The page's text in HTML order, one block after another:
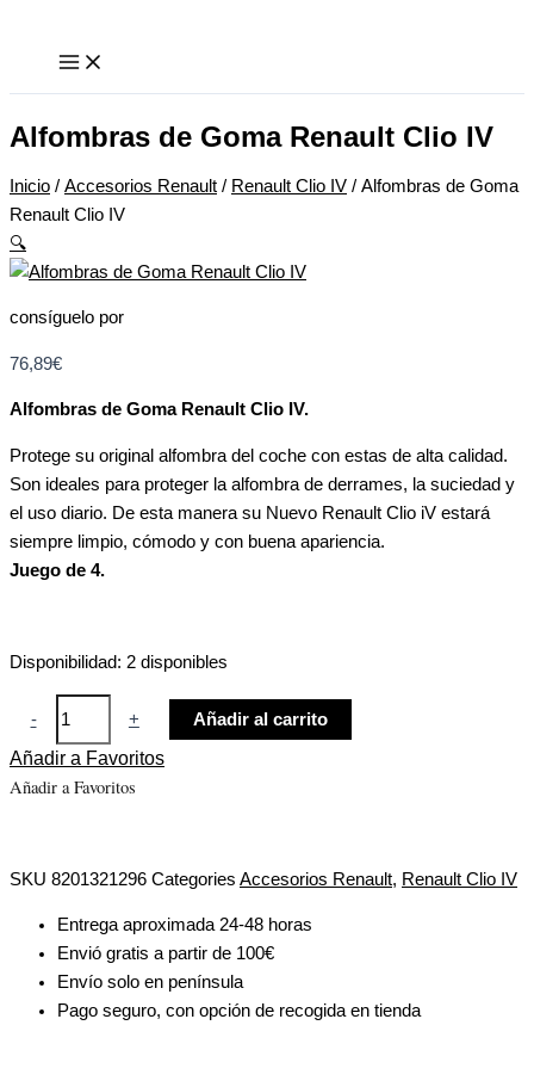
contenido
Alfombras de Goma Renault Clio IV
Inicio / Accesorios Renault / Renault Clio IV / Alfombras de Goma
Renault Clio IV
🔍
consíguelo por
76,89€
Alfombras de Goma Renault Clio IV.
Protege su original alfombra del coche con estas de alta calidad.
Son ideales para proteger la alfombra de derrames, la suciedad y
el uso diario. De esta manera su Nuevo Renault Clio iV estará
siempre limpio, cómodo y con buena apariencia.
Juego de 4.
Disponibilidad: 2 disponibles
-
Renault
Clio
cantidad
+ Añadir al carrito
Añadir a Favoritos
Añadir a Favoritos
SKU 8201321296 Categories Accesorios Renault, Renault Clio IV
Entrega aproximada 24-48 horas
Envió gratis a partir de 100€
Envío solo en península
Pago seguro, con opción de recogida en tienda